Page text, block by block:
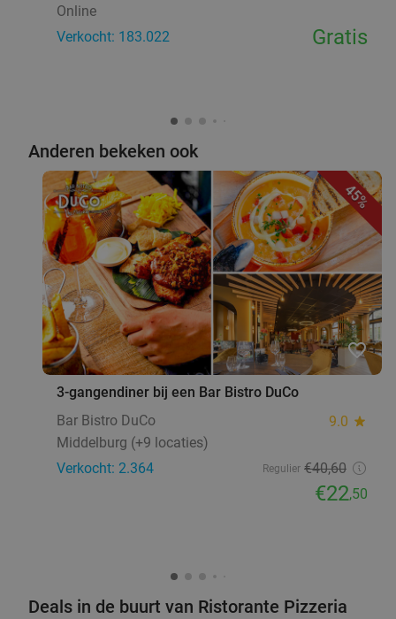
Online
Verkocht: 183.022
Gratis
Anderen bekeken ook
45%
favorite_border
3-gangendiner bij een Bar Bistro DuCo
Bar Bistro DuCo
9.0 star
Middelburg (+9 locaties)
Verkocht: 2.364
Regulier €40,60
€22,50
Deals in de buurt van Ristorante Pizzeria